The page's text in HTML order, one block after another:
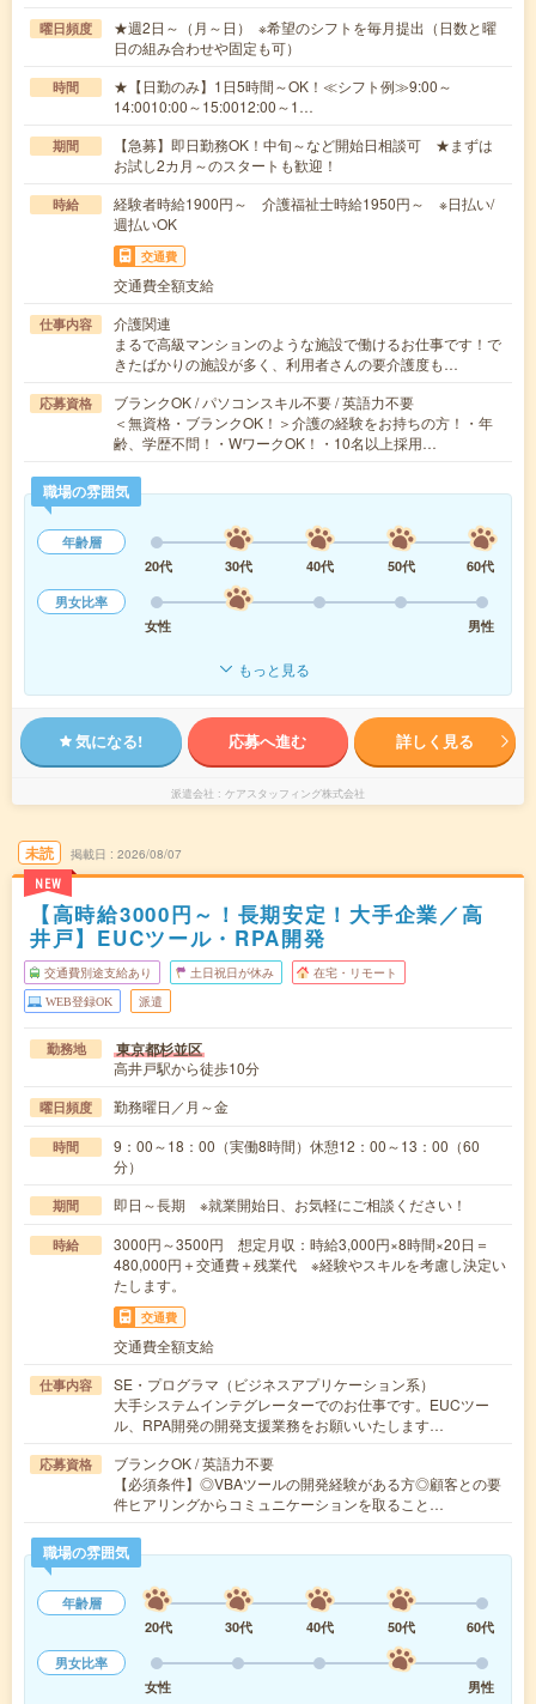
曜日頻度
★週2日～（月～日） ※希望のシフトを毎月提出（日数と曜
日の組み合わせや固定も可）
時間
★【日勤のみ】1日5時間～OK！≪シフト例≫9:00～
14:0010:00～15:0012:00～1…
期間
【急募】即日勤務OK！中旬～など開始日相談可 ★まずは
お試し2カ月～のスタートも歓迎！
時給
経験者時給1900円～ 介護福祉士時給1950円～ ※日払い/
週払いOK
交通費
交通費全額支給
仕事内容
介護関連
まるで高級マンションのような施設で働けるお仕事です！で
きたばかりの施設が多く、利用者さんの要介護度も…
応募資格
ブランクOK / パソコンスキル不要 / 英語力不要
＜無資格・ブランクOK！＞介護の経験をお持ちの方！・年
齢、学歴不問！・WワークOK！・10名以上採用…
職場の雰囲気
年齢層
20代
30代 40代 50代
60代
男女比率
女性
男性
もっと見る
気になる! 応募へ進む 詳しく見る
派遣会社 ケアスタッフィング株式会社
未読
NEW
掲載日 2026/08/07
【高時給3000円～！長期安定！大手企業／高
井戸】EUCツール・RPA開発
交通費別途支給あり 土日祝日が休み 在宅・リモート
WEB登録OK 派遣
勤務地 東京都杉並区
高井戸駅から徒歩10分
曜日頻度 勤務曜日／月～金
時間
9：00～18：00（実働8時間）休憩12：00～13：00（60
分）
期間 即日～長期 ※就業開始日、お気軽にご相談ください！
時給
3000円～3500円 想定月収：時給3,000円×8時間×20日＝
480,000円＋交通費＋残業代 ※経験やスキルを考慮し決定い
たします。
交通費
交通費全額支給
仕事内容
SE・プログラマ（ビジネスアプリケーション系）
大手システムインテグレーターでのお仕事です。EUCツー
ル、RPA開発の開発支援業務をお願いいたします…
応募資格
ブランクOK / 英語力不要
【必須条件】◎VBAツールの開発経験がある方◎顧客との要
件ヒアリングからコミュニケーションを取ること…
職場の雰囲気
年齢層
20代
30代 40代 50代
60代
男女比率
女性
男性